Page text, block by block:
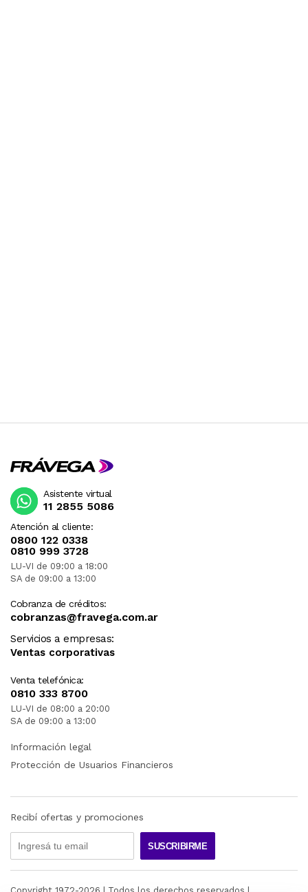
Atención al cliente:
0800 122 0338
0810 999 3728
LU-VI de 09:00 a 18:00
SA de 09:00 a 13:00
Cobranza de créditos:
cobranzas@fravega.com.ar
Servicios a empresas:
Ventas corporativas
Venta telefónica:
0810 333 8700
LU-VI de 08:00 a 20:00
SA de 09:00 a 13:00
Asistente virtual
11 2855 5086
Información legal
Protección de Usuarios Financieros
Recibí ofertas y promociones
SUSCRIBIRME